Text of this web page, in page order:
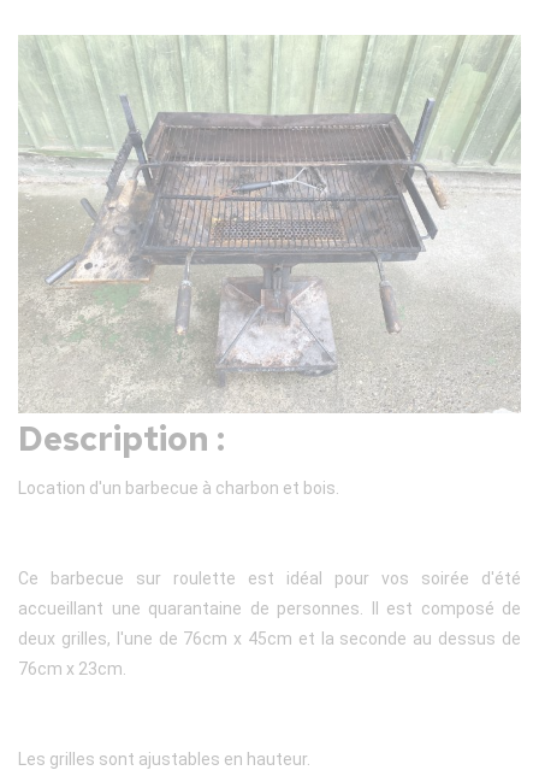
Description :
Location d'un barbecue à charbon et bois.
Ce barbecue sur roulette est idéal pour vos soirée d'été
accueillant une quarantaine de personnes. Il est composé de
deux grilles, l'une de 76cm x 45cm et la seconde au dessus de
76cm x 23cm.
Les grilles sont ajustables en hauteur.